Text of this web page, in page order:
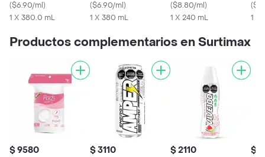
($6.90/ml)
1 X 380.0 mL
Azúcar
($6.90/ml)
1 X 380 mL
($8.80/ml)
1 X 240 mL
(
1 x
Productos complementarios en Surtimax
$ 9580 $ 3110 $ 2110 $